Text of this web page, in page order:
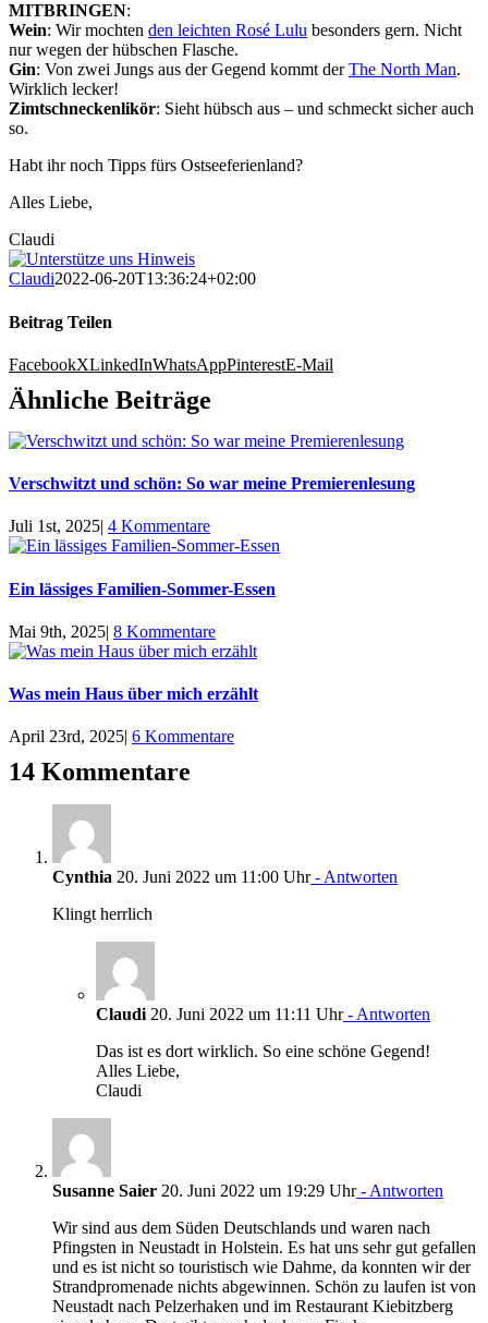
MITBRINGEN:
Wein: Wir mochten den leichten Rosé Lulu besonders gern. Nicht
nur wegen der hübschen Flasche.
Gin: Von zwei Jungs aus der Gegend kommt derThe North Man.
Wirklich lecker!
Zimtschneckenlikör: Sieht hübsch aus – und schmeckt sicher auch
so.
Habt ihr noch Tipps fürs Ostseeferienland?
Alles Liebe,
Claudi
Claudi2022-06-20T13:36:24+02:00
Beitrag Teilen
FacebookXLinkedInWhatsAppPinterestE-Mail
Ähnliche Beiträge
Verschwitzt und schön: So war meine Premierenlesung
Juli 1st, 2025| 4 Kommentare
Ein lässiges Familien-Sommer-Essen
Mai 9th, 2025| 8 Kommentare
Was mein Haus über mich erzählt
April 23rd, 2025| 6 Kommentare
14 Kommentare
Cynthia 20. Juni 2022 um 11:00 Uhr- Antworten
Klingt herrlich
Claudi20. Juni 2022 um 11:11 Uhr- Antworten
Das ist es dort wirklich. So eine schöne Gegend!
Alles Liebe,
Claudi
Susanne Saier 20. Juni 2022 um 19:29 Uhr- Antworten
Wir sind aus dem Süden Deutschlands und waren nach
Pfingsten in Neustadt in Holstein. Es hat uns sehr gut gefallen
und es ist nicht so touristisch wie Dahme, da konnten wir der
Strandpromenade nichts abgewinnen. Schön zu laufen ist von
Neustadt nach Pelzerhaken und im Restaurant Kiebitzberg